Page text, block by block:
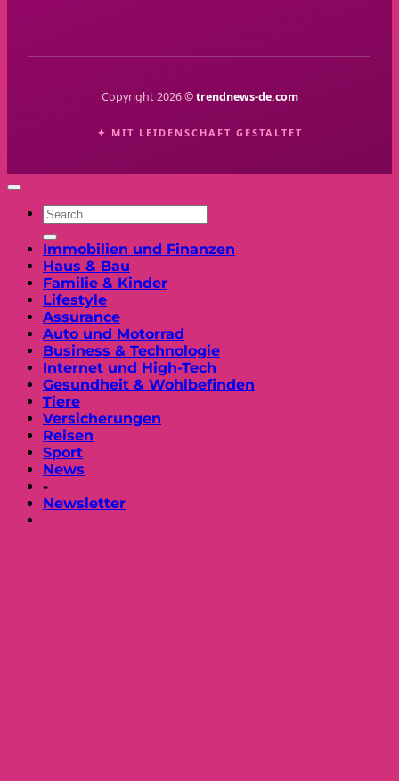
Copyright 2026 ©trendnews-de.com
✦ MIT LEIDENSCHAFT GESTALTET
Immobilien und Finanzen
Haus & Bau
Familie & Kinder
Lifestyle
Assurance
Auto und Motorrad
Business & Technologie
Internet und High-Tech
Gesundheit & Wohlbefinden
Tiere
Versicherungen
Reisen
Sport
News
-
Newsletter